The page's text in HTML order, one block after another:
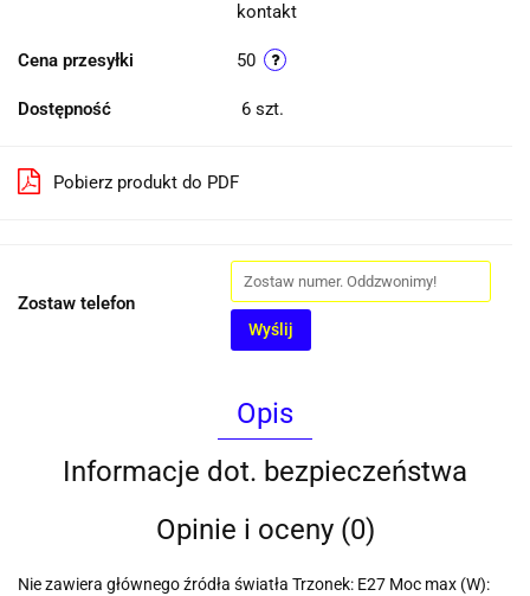
kontakt
Cena przesyłki 50
Dostępność 6 szt.
Pobierz produkt do PDF
Zostaw telefon
Wyślij
Opis
Informacje dot. bezpieczeństwa
Opinie i oceny (0)
Nie zawiera głównego źródła światła Trzonek: E27 Moc max (W):